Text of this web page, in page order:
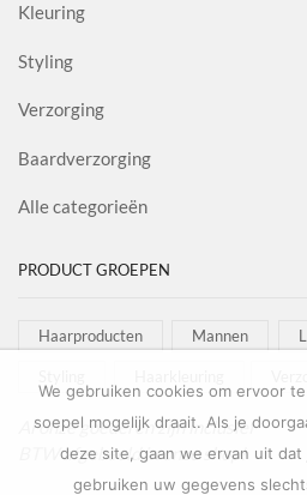
Kleuring
Styling
Verzorging
Baardverzorging
Alle categorieën
PRODUCT GROEPEN
Haarproducten Mannen
Al onze goederen zijn inclusief
BTW afgebeeld in onze shop!
We gebruiken cookies om ervoor
soepel mogelijk draait. Als je
deze site, gaan we ervan uit dat
gebruiken uw gegevens